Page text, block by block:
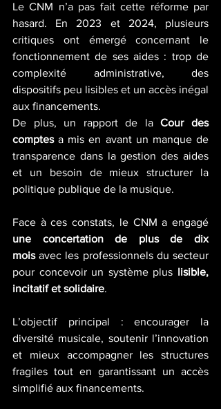
Le CNM n’a pas fait cette réforme par
hasard. En 2023 et 2024, plusieurs
critiques ont émergé concernant le
fonctionnement de ses aides : trop de
complexité administrative, des
dispositifs peu lisibles et un accès inégal
aux financements.
De plus, un rapport de la Cour des
comptes a mis en avant un manque de
transparence dans la gestion des aides
et un besoin de mieux structurer la
politique publique de la musique.
une concertation de plus de dix
mois avec les professionnels du secteur
pour concevoir un système plus lisible,
incitatif et solidaire.
L’objectif principal : encourager la
diversité musicale, soutenir l’innovation
et mieux accompagner les structures
fragiles tout en garantissant un accès
simplifié aux financements.